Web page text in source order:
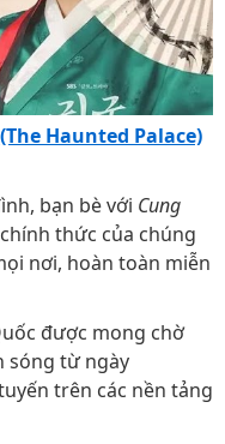
Haunted Palace)
bạn bè với Cung
thức của chúng
nơi, hoàn toàn miễn
được mong chờ
sóng từ ngày
trên các nền tảng